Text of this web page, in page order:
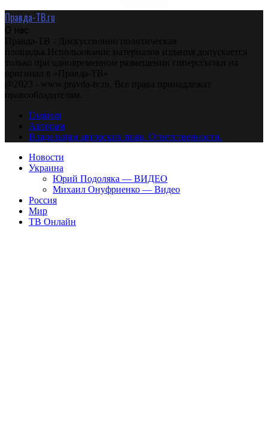
Правда-ТВ.ru
О нас
Правда-ТВ - Дискуссионно политическая
площадка.Использование материалов издания допускается
только при одновременном размещении гиперссылки на
оригинал в «Правда-ТВ»
@2023 - www.pravda-tv.ru. Все права принадлежат
правообладателям.
Главная
Авторам
Владельцам авторских прав. Ответственности.
Новости
Украина
Юрий Подоляка — ВИДЕО
Михаил Онуфриенко — Видео
Россия
Мир
ТВ Онлайн